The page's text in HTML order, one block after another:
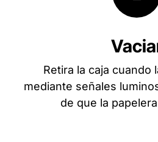
Retira la caja cuando
mediante señales
de que la